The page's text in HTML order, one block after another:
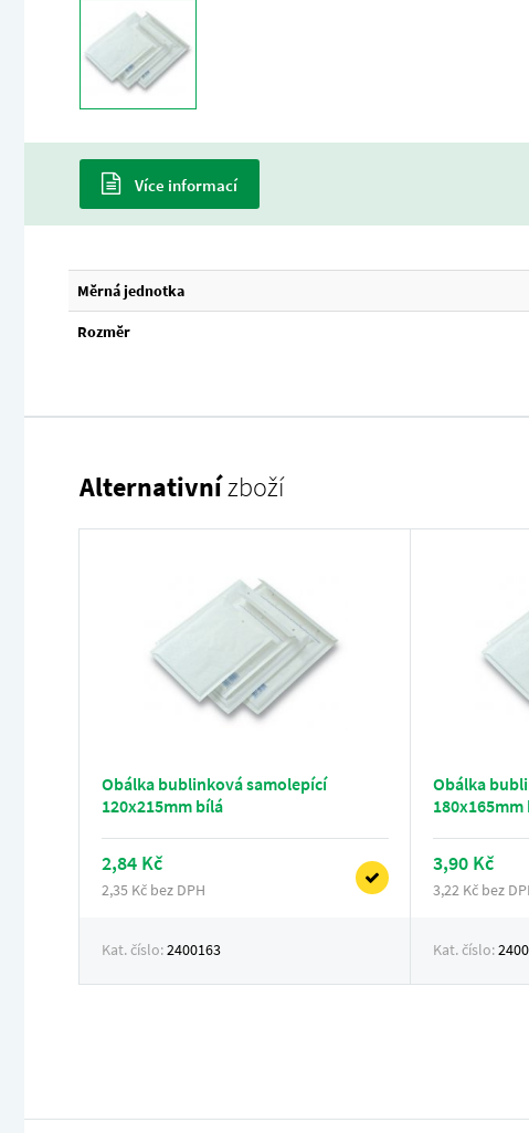
Více informací
Měrná jednotka
Rozměr
Alternativnízboží
Obálka bublinková samolepící
120x215mm bílá
2,84 Kč
2,35 Kč bez DPH
Kat. číslo:2400163
Obálka
180x165mm
3,90 Kč
3,22 Kč bez
Kat. číslo: